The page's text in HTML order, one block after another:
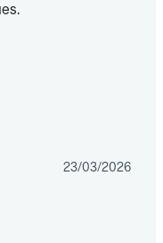
23/03/2026